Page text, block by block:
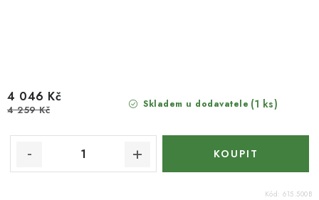
Skladem u dodavatele (1 ks)
4 046 Kč
4 259 Kč
Kód: 615.500B